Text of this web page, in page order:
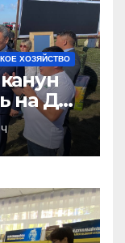
ХОЗЯЙСТВО
на Дне